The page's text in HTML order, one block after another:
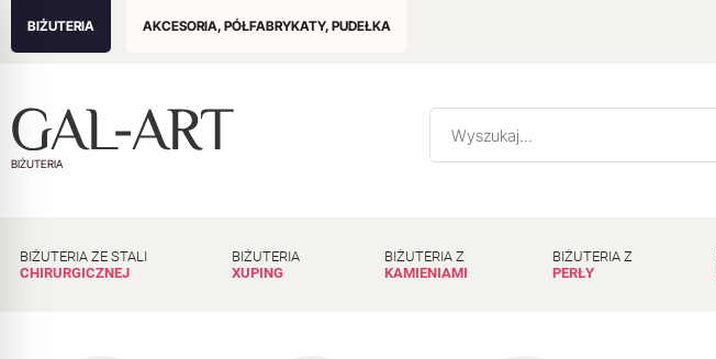
BIŻUTERIA AKCESORIA, PÓŁFABRYKATY, PUDEŁKA
BIŻUTERIA
BIŻUTERIA ZE STALI
CHIRURGICZNEJ
BIŻUTERIA
XUPING
BIŻUTERIA Z
KAMIENIAMI
BIŻUTERIA Z
PERŁY